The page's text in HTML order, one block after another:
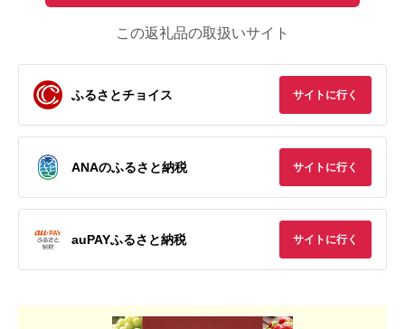
この返礼品の取扱いサイト
ふるさとチョイス サイトに行く
ANAのふるさと納税 サイトに行く
auPAYふるさと納税 サイトに行く